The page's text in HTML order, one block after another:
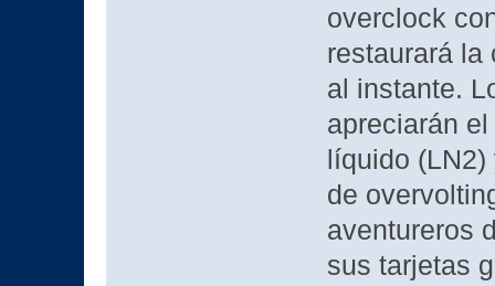
overclock
restaurará la
al instante.
apreciarán
líquido
de
aventureros
sus tarjetas